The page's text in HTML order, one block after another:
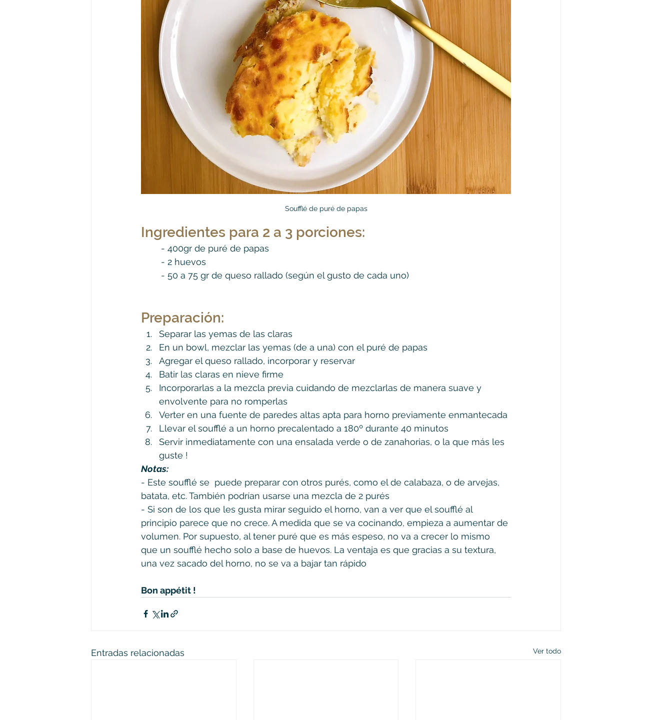
Soufflé de puré de papas
Ingredientes para 2 a 3 porciones:
	- 400gr de puré de papas
	- 2 huevos
	- 50 a 75 gr de queso rallado (según el gusto de cada uno)
Preparación:
Separar las yemas de las claras
En un bowl, mezclar las yemas (de a una) con el puré de papas
Agregar el queso rallado, incorporar y reservar
Batir las claras en nieve firme
Incorporarlas a la mezcla previa cuidando de mezclarlas de manera suave y
envolvente para no romperlas
Verter en una fuente de paredes altas apta para horno previamente enmantecada
Llevar el soufflé a un horno precalentado a 180º durante 40 minutos
Servir inmediatamente con una ensalada verde o de zanahorias, o la que más les
guste !
Notas:
- Este soufflé se  puede preparar con otros purés, como el de calabaza, o de arvejas,
batata, etc. También podrían usarse una mezcla de 2 purés
- Si son de los que les gusta mirar seguido el horno, van a ver que el soufflé al
principio parece que no crece. A medida que se va cocinando, empieza a aumentar de
volumen. Por supuesto, al tener puré que es más espeso, no va a crecer lo mismo
que un soufflé hecho solo a base de huevos. La ventaja es que gracias a su textura,
una vez sacado del horno, no se va a bajar tan rápido
Bon appétit !
Entradas relacionadas Ver todo